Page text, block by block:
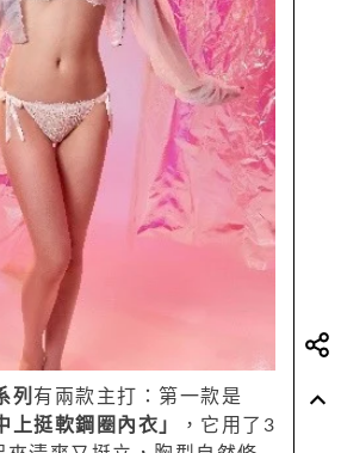
列 有兩款主打：第一款是
上挺軟鋼圈內衣」
，它用了3